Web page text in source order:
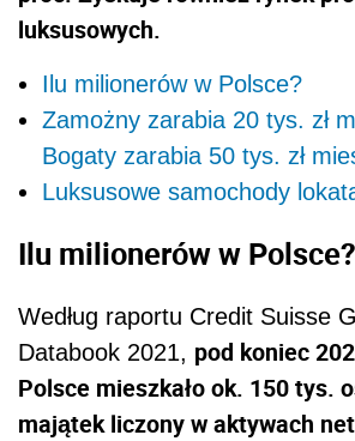
luksusowych.
Ilu milionerów w Polsce?
Zamożny zarabia 20 tys. zł
Bogaty zarabia 50 tys. zł
Luksusowe samochody
Ilu milionerów w Polsce?
Według raportu Credit Suisse
Databook 2021, pod koniec
Polsce mieszkało ok. 150 tys.
majątek liczony w aktywach